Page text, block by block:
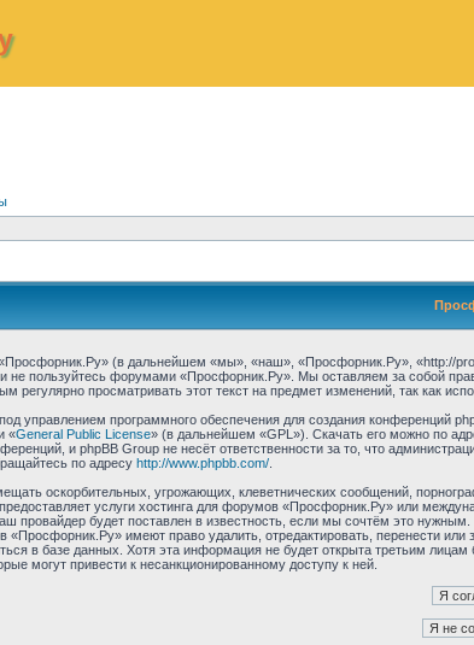
(в дальнейшем «мы», «наш», «Просфорник.Ру», «http://
и не пользуйтесь форумами «Просфорник.Ру». Мы оставляем за собой
регулярно просматривать этот текст на предмет изменений, так как
управлением программного обеспечения для создания конференций
«General Public License» (в дальнейшем «GPL»). Скачать его можно по
и phpBB Group не несёт ответственности за то, что
по адресу http://www.phpbb.com/.
оскорбительных, угрожающих, клеветнических сообщений,
услуги хостинга для форумов «Просфорник.Ру» или
провайдер будет поставлен в известность, если мы сочтём это
имеют право удалить, отредактировать, перенести
в базе данных. Хотя эта информация не будет открыта третьим
могут привести к несанкционированному доступу к ней.